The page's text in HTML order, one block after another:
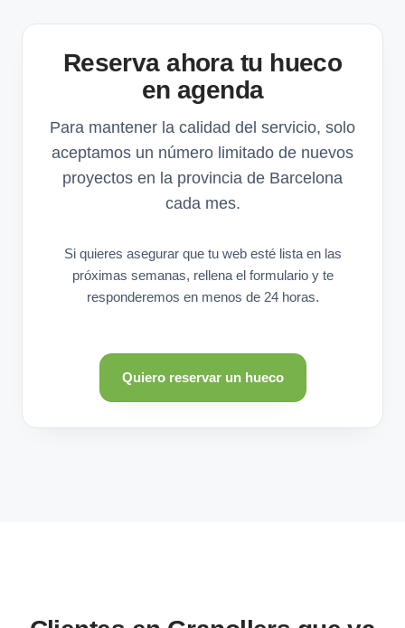
Reserva ahora tu hueco
en agenda
Para mantener la calidad del servicio, solo
aceptamos un número limitado de nuevos
proyectos en la provincia de Barcelona
cada mes.
Si quieres asegurar que tu web esté lista en las
próximas semanas, rellena el formulario y te
responderemos en menos de 24 horas.
Quiero reservar un hueco